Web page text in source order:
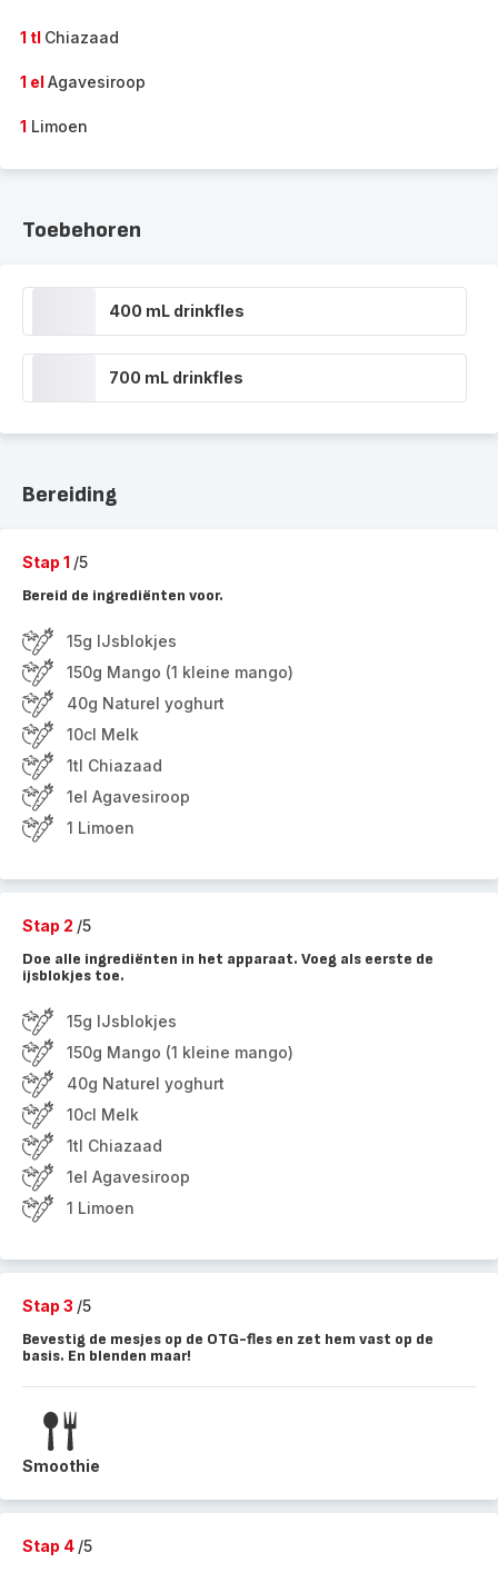
1 tl Chiazaad
1 el Agavesiroop
1 Limoen
Toebehoren
400 mL drinkfles
700 mL drinkfles
Bereiding
Stap 1 /5
Bereid de ingrediënten voor.
15g IJsblokjes
150g Mango (1 kleine mango)
40g Naturel yoghurt
10cl Melk
1tl Chiazaad
1el Agavesiroop
1 Limoen
Stap 2 /5
Doe alle ingrediënten in het apparaat. Voeg als eerste de
ijsblokjes toe.
15g IJsblokjes
150g Mango (1 kleine mango)
40g Naturel yoghurt
10cl Melk
1tl Chiazaad
1el Agavesiroop
1 Limoen
Stap 3 /5
Bevestig de mesjes op de OTG-fles en zet hem vast op de
basis. En blenden maar!
Smoothie
Stap 4 /5